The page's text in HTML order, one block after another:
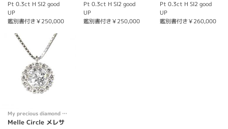
Pt 0.3ct H SI2 good
UP
鑑別書付き￥250,000
Pt 0.3ct H SI2 good
UP
鑑別書付き￥250,000
Pt 0.3ct H SI2 good
UP
鑑別書付き￥260,000
My precious diamond Necklace
Melle Circle メレサ